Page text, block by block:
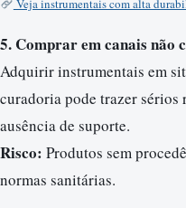
Veja instrumentais com alta
5. Comprar em canais não
Adquirir instrumentais em
curadoria pode trazer sérios
ausência de suporte.
Risco: Produtos sem
normas sanitárias.